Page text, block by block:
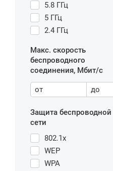
5.8 ГГц
5 ГГц
2.4 ГГц
Макс. скорость
беспроводного
соединения, Мбит/с
от до
Защита беспроводной
сети
802.1x
WEP
WPA